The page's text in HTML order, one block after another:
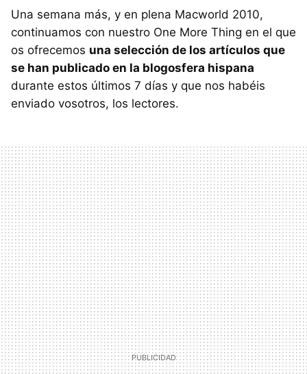
Una semana más, y en plena Macworld 2010,
continuamos con nuestro One More Thing en el que
os ofrecemos una selección de los artículos que
se han publicado en la blogosfera hispana
durante estos últimos 7 días y que nos habéis
enviado vosotros, los lectores.